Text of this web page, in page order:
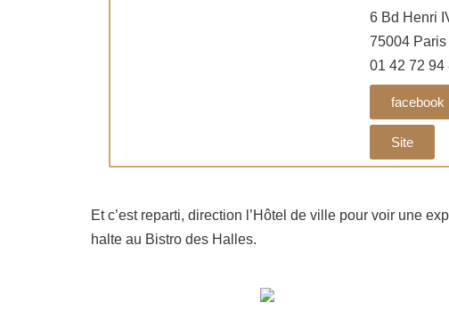
6 Bd Henri
75004 Paris
01 42 72 94
facebook
Site
Et c’est reparti, direction l’Hôtel de ville pour voir une
halte au Bistro des Halles.